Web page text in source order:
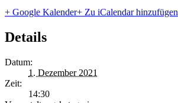
+ Google Kalender+ Zu iCalendar hinzufügen
Details
Datum:
1. Dezember 2021
Zeit:
14:30